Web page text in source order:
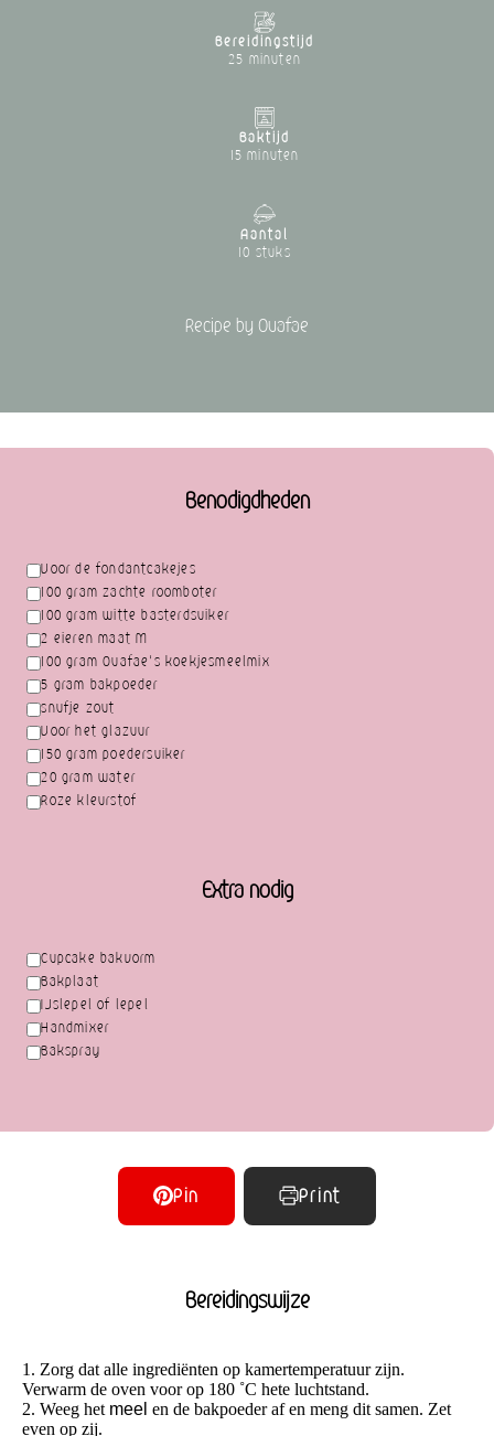
Bereidingstijd
25 minuten
Baktijd
15 minuten
Aantal
10 stuks
Recipe by Ouafae
Benodigdheden
Voor de fondantcakejes
100 gram zachte roomboter
100 gram witte basterdsuiker
2 eieren maat M
100 gram Ouafae’s koekjesmeelmix
5 gram bakpoeder
snufje zout
Voor het glazuur
150 gram poedersuiker
20 gram water
Roze kleurstof
Extra nodig
Cupcake bakvorm
Bakplaat
IJslepel of lepel
Handmixer
Bakspray
Pin Print
Bereidingswijze
1. Zorg dat alle ingrediënten op kamertemperatuur zijn.
Verwarm de oven voor op 180 ˚C hete luchtstand.
2. Weeg het meel en de bakpoeder af en meng dit samen. Zet
even op zij.